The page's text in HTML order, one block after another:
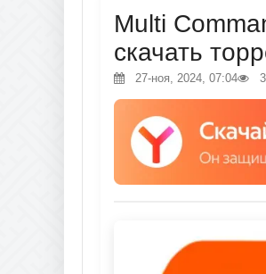
Multi
скачать
27-ноя, 2024, 07:04